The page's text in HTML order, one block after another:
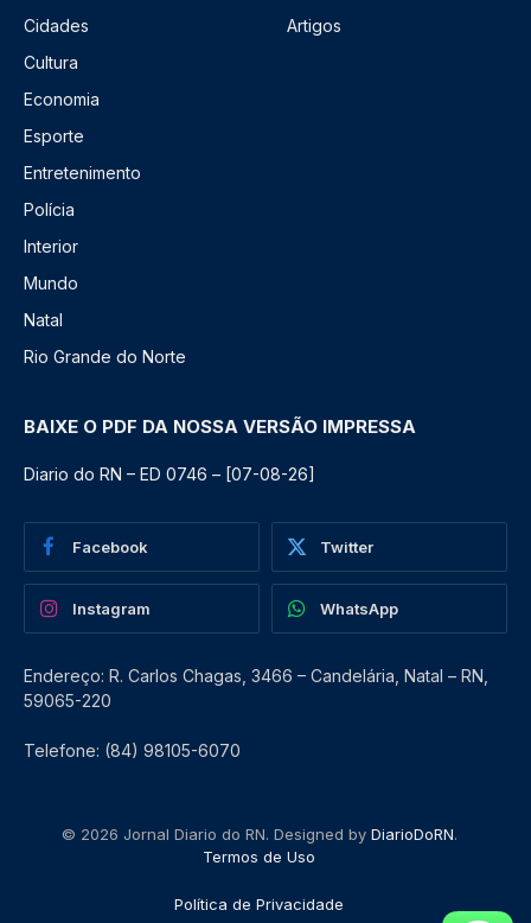
Cidades
Cultura
Economia
Esporte
Entretenimento
Polícia
Interior
Mundo
Natal
Rio Grande do Norte
Artigos
BAIXE O PDF DA NOSSA VERSÃO IMPRESSA
Diario do RN – ED 0746 – [07-08-26]
Facebook Twitter
Instagram WhatsApp
Endereço: R. Carlos Chagas, 3466 – Candelária, Natal – RN,
59065-220
Telefone: (84) 98105-6070
© 2026 Jornal Diario do RN. Designed by DiarioDoRN.
Termos de Uso
Política de Privacidade